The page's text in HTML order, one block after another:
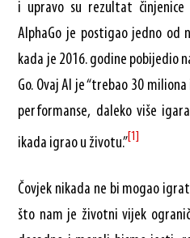
i upravo su rezultat
AlphaGo je postigao jedno od
kada je 2016. godine pobijedio
Go. Ovaj AI je “trebao 30
performanse, daleko više
ikada igrao u životu.” [1]
Čovjek nikada ne bi mogao
što nam je životni vijek